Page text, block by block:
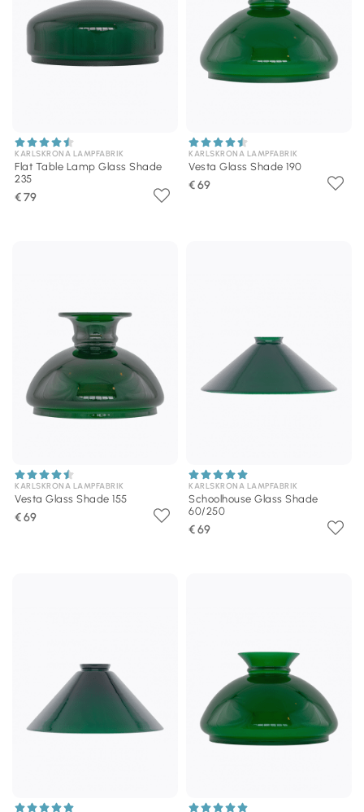
KARLSKRONA LAMPFABRIK
Flat Table Lamp Glass Shade
235
€ 79
KARLSKRONA LAMPFABRIK
Vesta Glass Shade 190
€ 69
KARLSKRONA LAMPFABRIK
Vesta Glass Shade 155
€ 69
KARLSKRONA LAMPFABRIK
Schoolhouse Glass Shade
60/250
€ 69